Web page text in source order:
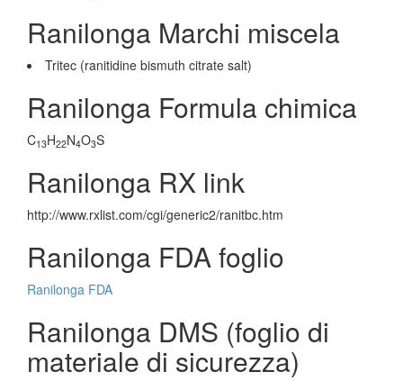
Ranilonga Marchi miscela
Tritec (ranitidine bismuth citrate salt)
Ranilonga Formula chimica
C13H22N4O3S
Ranilonga RX link
http://www.rxlist.com/cgi/generic2/ranitbc.htm
Ranilonga FDA foglio
Ranilonga FDA
Ranilonga DMS (foglio di
materiale di sicurezza)